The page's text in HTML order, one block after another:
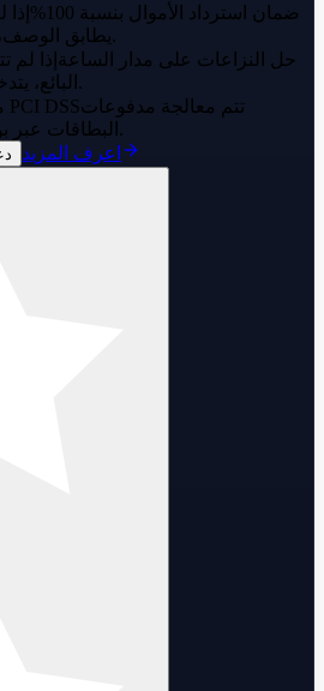
ضمان استرداد الأموال بنسبة 100%
يطابق الوصف، فستسترد أموالك بالكامل.
حل النزاعات على مدار الساعة إذا
البائع، يتدخل فريقنا ويتخذ قرارًا عادلاً.
مدفوعات معتمدة بمعيار PCI DSSتتم معالجة مدفوعات
البطاقات عبر بوابات مشفرة بمعايير بنكية.
اعرف المزيد